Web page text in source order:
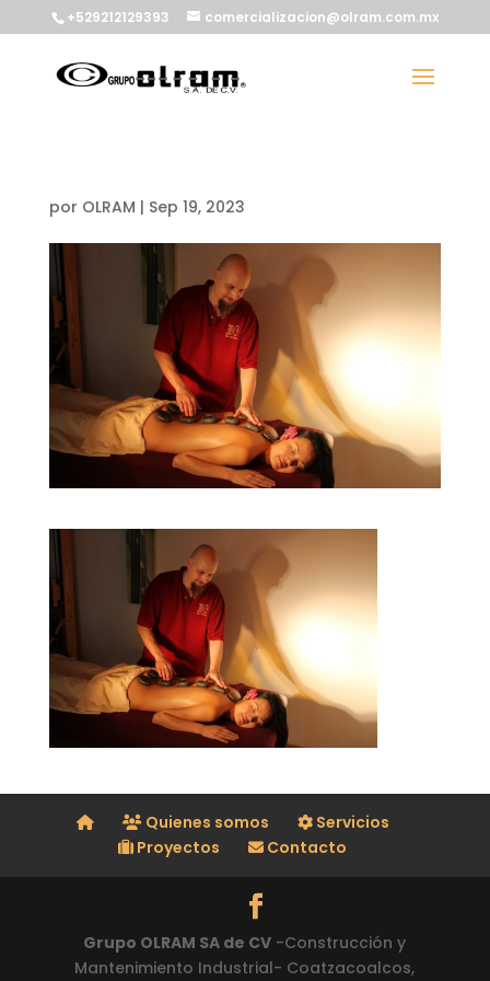
+529212129393 comercializacion@olram.com.mx
por OLRAM | Sep 19, 2023
Quienes somos
Servicios
Proyectos
Contacto
Grupo OLRAM SA de CV -Construcción y
Mantenimiento Industrial- Coatzacoalcos,